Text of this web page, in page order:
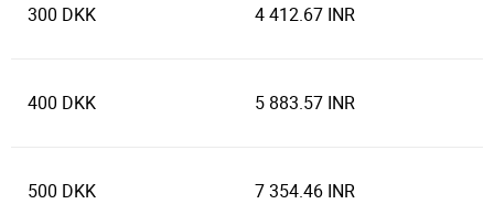
300 DKK 4 412.67 INR
400 DKK 5 883.57 INR
500 DKK 7 354.46 INR